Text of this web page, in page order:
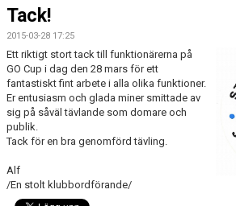
HEM
FÖRBUNDSNYHETER
BILDER
BÖRJA TRÄNA JUDO
BLI MEDLEM
VECKOSCHEMA
Tack!
2015-03-28 17:25
Ett riktigt stort tack till funktionärerna på
GO Cup i dag den 28 mars för ett
fantastiskt fint arbete i alla olika funktioner.
Er entusiasm och glada miner smittade av
sig på såväl tävlande som domare och
publik.
Tack för en bra genomförd tävling.
Alf
/En stolt klubbordförande/